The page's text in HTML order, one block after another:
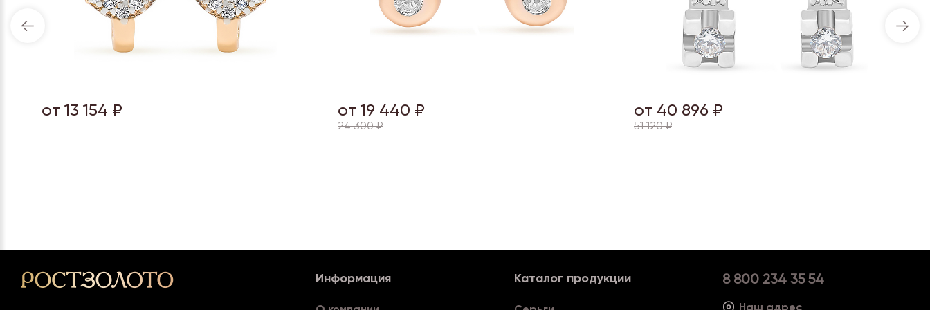
от 13 154 ₽ от 19 440 ₽
24 300 ₽
от 40 896 ₽
51 120 ₽
Информация Каталог продукции 8 800 234 35 54
Наш адрес